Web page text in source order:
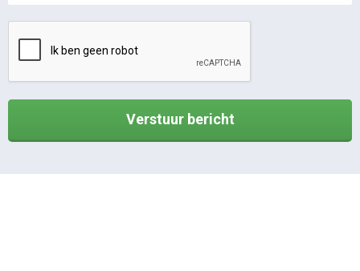
Verstuur bericht